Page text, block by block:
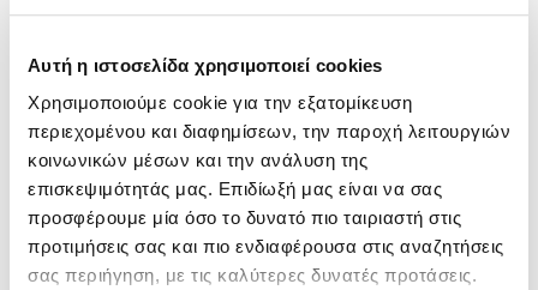
Αυτή η ιστοσελίδα χρησιμοποιεί cookies
Χρησιμοποιούμε cookie για την εξατομίκευση
περιεχομένου και διαφημίσεων, την παροχή λειτουργιών
κοινωνικών μέσων και την ανάλυση της
επισκεψιμότητάς μας. Επιδίωξή μας είναι να σας
προσφέρουμε μία όσο το δυνατό πιο ταιριαστή στις
προτιμήσεις σας και πιο ενδιαφέρουσα στις αναζητήσεις
σας περιήγηση, με τις καλύτερες δυνατές προτάσεις.
Φεβρουάριος 2021
Ιανουάριος 2021
Δεκέμβριος 2020
Νοέμβριος 2020
Οκτώβριος 2020
Σεπτέμβριος 2020
Αύγουστος 2020
Ιούλιος 2020
Ιούνιος 2020